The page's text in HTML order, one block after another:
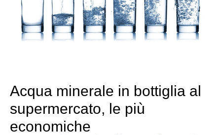
Acqua minerale in bottiglia al
supermercato, le più
economiche